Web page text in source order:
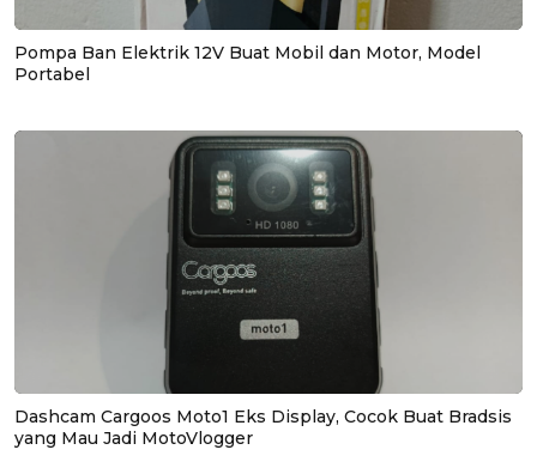
Pompa Ban Elektrik 12V Buat Mobil dan Motor, Model
Portabel
Dashcam Cargoos Moto1 Eks Display, Cocok Buat Bradsis
yang Mau Jadi MotoVlogger